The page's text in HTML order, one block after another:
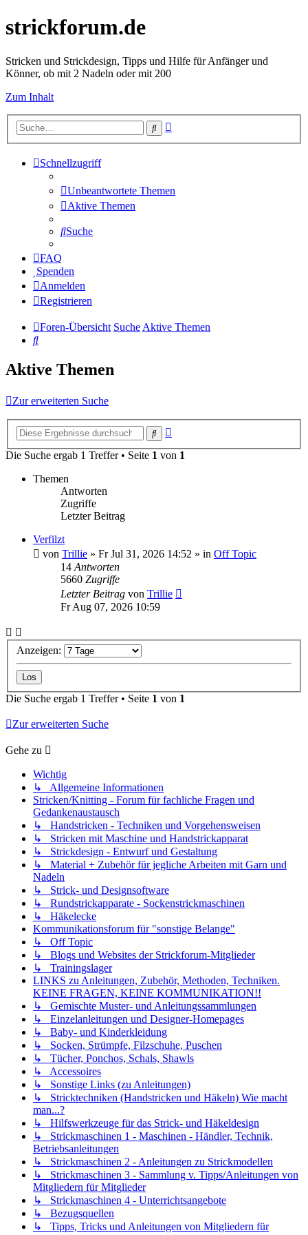
strickforum.de
Stricken und Strickdesign, Tipps und Hilfe für Anfänger und
Könner, ob mit 2 Nadeln oder mit 200
Zum Inhalt
Suche
Schnellzugriff
Unbeantwortete Themen
Aktive Themen
Suche
FAQ
Spenden
Anmelden
Registrieren
Foren-Übersicht SucheAktive Themen
Suche
Aktive Themen
Zur erweiterten Suche
Suche
Die Suche ergab 1 Treffer • Seite 1 von 1
Themen
Antworten
Zugriffe
Letzter Beitrag
Verfilzt
von Trillie » Fr Jul 31, 2026 14:52 » in Off Topic
14 Antworten
5660 Zugriffe
Letzter Beitrag von Trillie
Fr Aug 07, 2026 10:59
Anzeigen:
Die Suche ergab 1 Treffer • Seite 1 von 1
Zur erweiterten Suche
Gehe zu
Wichtig
↳ Allgemeine Informationen
Stricken/Knitting - Forum für fachliche Fragen und
Gedankenaustausch
↳ Handstricken - Techniken und Vorgehensweisen
↳ Stricken mit Maschine und Handstrickapparat
↳ Strickdesign - Entwurf und Gestaltung
↳ Material + Zubehör für jegliche Arbeiten mit Garn und
Nadeln
↳ Strick- und Designsoftware
↳ Rundstrickapparate - Sockenstrickmaschinen
↳ Häkelecke
Kommunikationsforum für "sonstige Belange"
↳ Off Topic
↳ Blogs und Websites der Strickforum-Mitglieder
↳ Trainingslager
LINKS zu Anleitungen, Zubehör, Methoden, Techniken.
KEINE FRAGEN, KEINE KOMMUNIKATION!!
↳ Gemischte Muster- und Anleitungssammlungen
↳ Einzelanleitungen und Designer-Homepages
↳ Baby- und Kinderkleidung
↳ Socken, Strümpfe, Filzschuhe, Puschen
↳ Tücher, Ponchos, Schals, Shawls
↳ Accessoires
↳ Sonstige Links (zu Anleitungen)
↳ Stricktechniken (Handstricken und Häkeln) Wie macht
man...?
↳ Hilfswerkzeuge für das Strick- und Häkeldesign
↳ Strickmaschinen 1 - Maschinen - Händler, Technik,
Betriebsanleitungen
↳ Strickmaschinen 2 - Anleitungen zu Strickmodellen
↳ Strickmaschinen 3 - Sammlung v. Tipps/Anleitungen von
Mitgliedern für Mitglieder
↳ Strickmaschinen 4 - Unterrichtsangebote
↳ Bezugsquellen
↳ Tipps, Tricks und Anleitungen von Mitgliedern für